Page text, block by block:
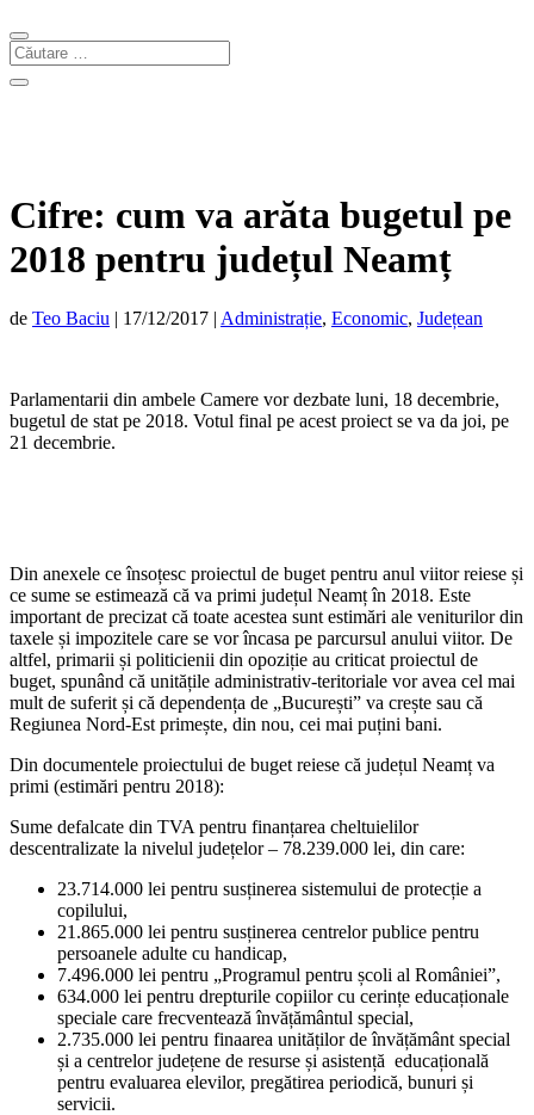
Cifre: cum va arăta bugetul pe
2018 pentru județul Neamț
de Teo Baciu | 17/12/2017 | Administrație, Economic, Județean
Parlamentarii din ambele Camere vor dezbate luni, 18 decembrie,
bugetul de stat pe 2018. Votul final pe acest proiect se va da joi, pe
21 decembrie.
Din anexele ce însoțesc proiectul de buget pentru anul viitor reiese și
ce sume se estimează că va primi județul Neamț în 2018. Este
important de precizat că toate acestea sunt estimări ale veniturilor din
taxele și impozitele care se vor încasa pe parcursul anului viitor. De
altfel, primarii și politicienii din opoziție au criticat proiectul de
buget, spunând că unitățile administrativ-teritoriale vor avea cel mai
mult de suferit și că dependența de „București” va crește sau că
Regiunea Nord-Est primește, din nou, cei mai puțini bani.
Din documentele proiectului de buget reiese că județul Neamț va
primi (estimări pentru 2018):
Sume defalcate din TVA pentru finanțarea cheltuielilor
descentralizate la nivelul județelor – 78.239.000 lei, din care:
23.714.000 lei pentru susținerea sistemului de protecție a
copilului,
21.865.000 lei pentru susținerea centrelor publice pentru
persoanele adulte cu handicap,
7.496.000 lei pentru „Programul pentru școli al României”,
634.000 lei pentru drepturile copiilor cu cerințe educaționale
speciale care frecventează învățământul special,
2.735.000 lei pentru finaarea unităților de învățământ special
și a centrelor județene de resurse și asistență educațională
pentru evaluarea elevilor, pregătirea periodică, bunuri și
servicii.